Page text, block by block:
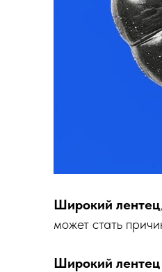
Широкий лентец
может стать
Широкий лентец